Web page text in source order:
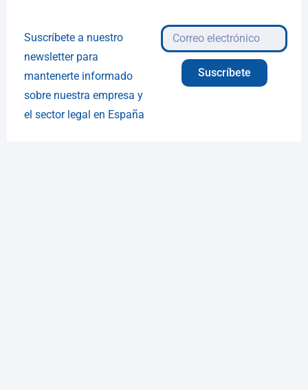
Suscríbete a nuestro
newsletter para
mantenerte informado
sobre nuestra empresa y
el sector legal en España
Suscríbete